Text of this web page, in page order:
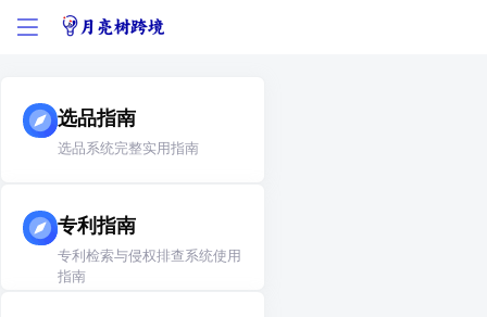
选品指南
选品系统完整实用指南
专利指南
专利检索与侵权排查系统使用
指南